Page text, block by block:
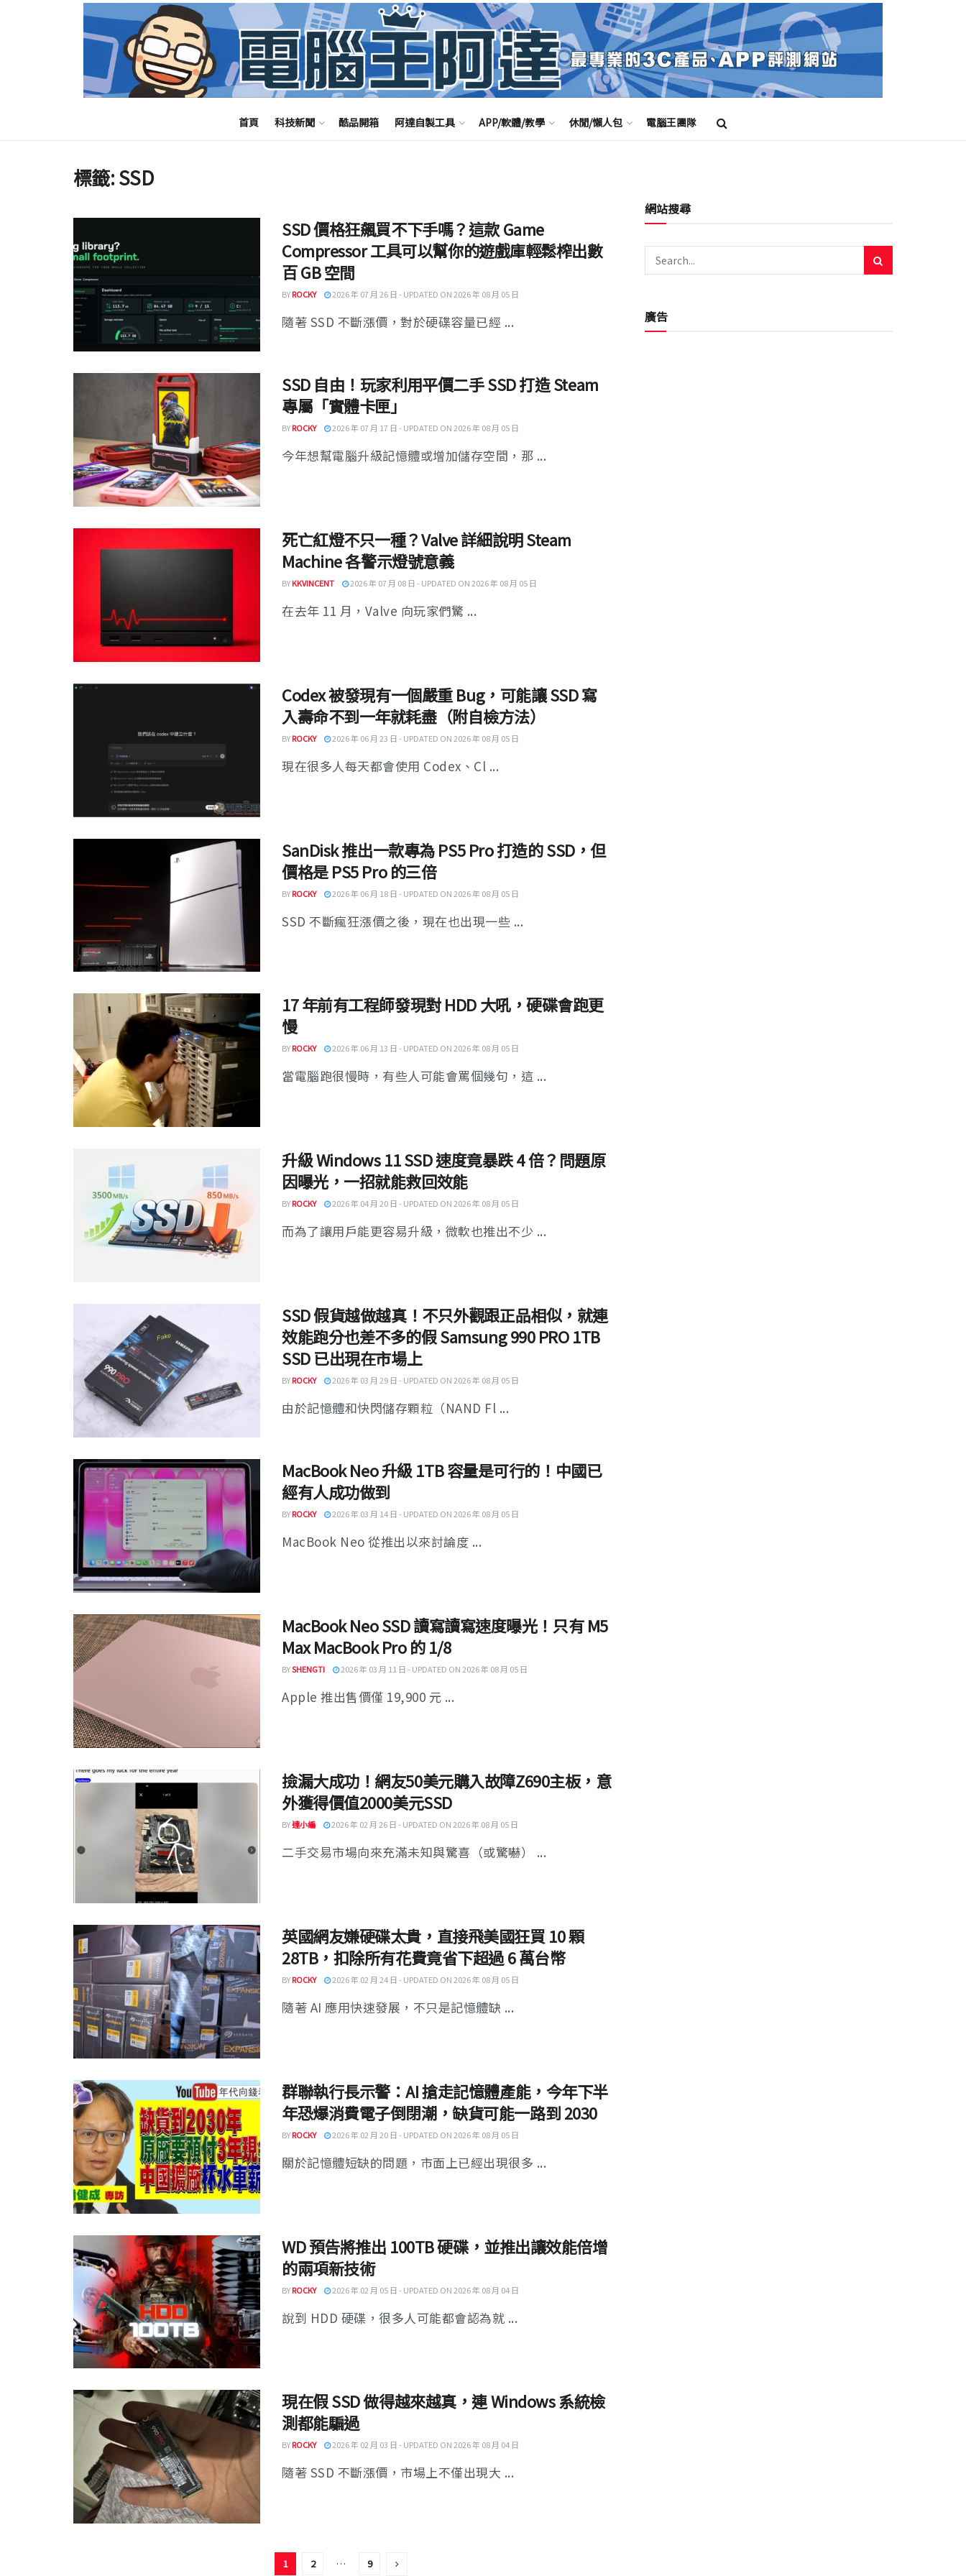
首頁 科技新聞 酷品開箱 阿達自製工具 APP/軟體/教學 休閒/懶人包 電腦王團隊
標籤:SSD
SSD 價格狂飆買不下手嗎？這款 Game
Compressor 工具可以幫你的遊戲庫輕鬆榨出數
百 GB 空間
BYROCKY 2026 年 07 月 26 日 - UPDATED ON 2026 年 08 月 05 日
隨著 SSD 不斷漲價，對於硬碟容量已經 ...
SSD 自由！玩家利用平價二手 SSD 打造 Steam
專屬「實體卡匣」
BYROCKY 2026 年 07 月 17 日 - UPDATED ON 2026 年 08 月 05 日
今年想幫電腦升級記憶體或增加儲存空間，那 ...
死亡紅燈不只一種？Valve 詳細說明 Steam
Machine 各警示燈號意義
BYKKVINCENT 2026 年 07 月 08 日 - UPDATED ON 2026 年 08 月 05 日
在去年 11 月，Valve 向玩家們驚 ...
Codex 被發現有一個嚴重 Bug，可能讓 SSD 寫
入壽命不到一年就耗盡（附自檢方法）
BYROCKY 2026 年 06 月 23 日 - UPDATED ON 2026 年 08 月 05 日
現在很多人每天都會使用 Codex、Cl ...
SanDisk 推出一款專為 PS5 Pro 打造的 SSD，但
價格是 PS5 Pro 的三倍
BYROCKY 2026 年 06 月 18 日 - UPDATED ON 2026 年 08 月 05 日
SSD 不斷瘋狂漲價之後，現在也出現一些 ...
17 年前有工程師發現對 HDD 大吼，硬碟會跑更
慢
BYROCKY 2026 年 06 月 13 日 - UPDATED ON 2026 年 08 月 05 日
當電腦跑很慢時，有些人可能會罵個幾句，這 ...
升級 Windows 11 SSD 速度竟暴跌 4 倍？問題原
因曝光，一招就能救回效能
BYROCKY 2026 年 04 月 20 日 - UPDATED ON 2026 年 08 月 05 日
而為了讓用戶能更容易升級，微軟也推出不少 ...
SSD 假貨越做越真！不只外觀跟正品相似，就連
效能跑分也差不多的假 Samsung 990 PRO 1TB
SSD 已出現在市場上
BYROCKY 2026 年 03 月 29 日 - UPDATED ON 2026 年 08 月 05 日
由於記憶體和快閃儲存顆粒（NAND Fl ...
MacBook Neo 升級 1TB 容量是可行的！中國已
經有人成功做到
BYROCKY 2026 年 03 月 14 日 - UPDATED ON 2026 年 08 月 05 日
MacBook Neo 從推出以來討論度 ...
MacBook Neo SSD 讀寫讀寫速度曝光！只有 M5
Max MacBook Pro 的 1/8
BYSHENGTI 2026 年 03 月 11 日 - UPDATED ON 2026 年 08 月 05 日
Apple 推出售價僅 19,900 元 ...
撿漏大成功！網友50美元購入故障Z690主板，意
外獲得價值2000美元SSD
BY達小編 2026 年 02 月 26 日 - UPDATED ON 2026 年 08 月 05 日
二手交易市場向來充滿未知與驚喜（或驚嚇） ...
英國網友嫌硬碟太貴，直接飛美國狂買 10 顆
28TB，扣除所有花費竟省下超過 6 萬台幣
BYROCKY 2026 年 02 月 24 日 - UPDATED ON 2026 年 08 月 05 日
隨著 AI 應用快速發展，不只是記憶體缺 ...
群聯執行長示警：AI 搶走記憶體產能，今年下半
年恐爆消費電子倒閉潮，缺貨可能一路到 2030
BYROCKY 2026 年 02 月 20 日 - UPDATED ON 2026 年 08 月 05 日
關於記憶體短缺的問題，市面上已經出現很多 ...
WD 預告將推出 100TB 硬碟，並推出讓效能倍增
的兩項新技術
BYROCKY 2026 年 02 月 05 日 - UPDATED ON 2026 年 08 月 04 日
說到 HDD 硬碟，很多人可能都會認為就 ...
現在假 SSD 做得越來越真，連 Windows 系統檢
測都能騙過
BYROCKY 2026 年 02 月 03 日 - UPDATED ON 2026 年 08 月 04 日
隨著 SSD 不斷漲價，市場上不僅出現大 ...
1 2 … 9
網站搜尋
廣告